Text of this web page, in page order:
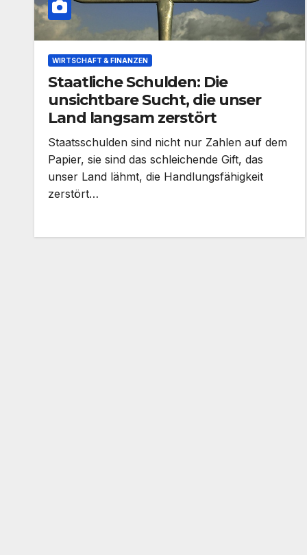
WIRTSCHAFT & FINANZEN
Staatliche Schulden: Die
unsichtbare Sucht, die unser
Land langsam zerstört
Staatsschulden sind nicht nur Zahlen auf dem
Papier, sie sind das schleichende Gift, das
unser Land lähmt, die Handlungsfähigkeit
zerstört…